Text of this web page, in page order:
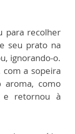
para recolher
seu prato na
ignorando-o.
com a sopeira
aroma, como
e retornou à